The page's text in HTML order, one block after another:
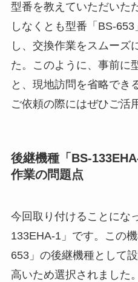
型番を教えていただいた
しなくとも型番「BS-
し、交換作業をスムーズ
た。このように、事前に
と、現地訪問を省略でき
ご依頼の際にはぜひご活
後継機種「BS-
作業の問題点
今回取り付けることにな
133EHA-1」です。この
653」の後継機種として
高いため選択されました